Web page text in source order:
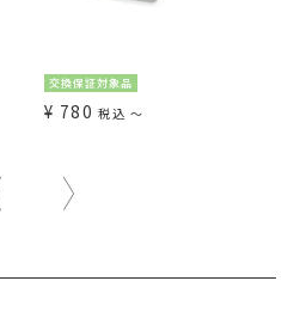
交換保証対象品
¥ 780 税込 〜